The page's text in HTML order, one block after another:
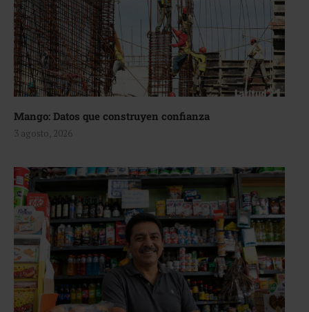
Mango: Datos que construyen confianza
3 agosto, 2026